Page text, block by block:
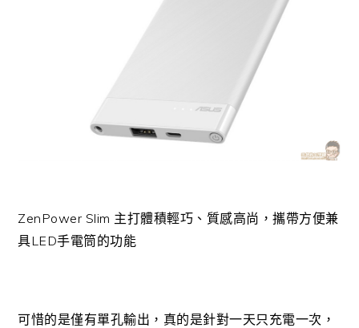
ZenPower Slim 主打體積輕巧、質感高尚，攜帶方便兼
具LED手電筒的功能
可惜的是僅有單孔輸出，真的是針對一天只充電一次，